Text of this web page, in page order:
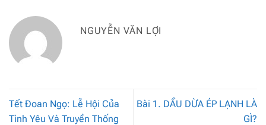
NGUYỄN VĂN LỢI
Tết Đoan Ngọ: Lễ Hội Của
Tình Yêu Và Truyền Thống
Bài 1. DẦU DỪA ÉP LẠNH LÀ
GÌ?